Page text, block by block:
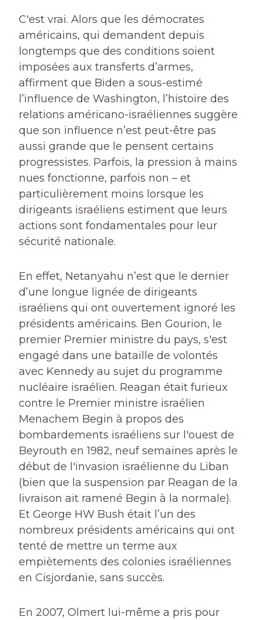
C'est vrai. Alors que les démocrates
américains, qui demandent depuis
longtemps que des conditions soient
imposées aux transferts d’armes,
affirment que Biden a sous-estimé
l’influence de Washington, l’histoire des
relations américano-israéliennes suggère
que son influence n’est peut-être pas
aussi grande que le pensent certains
progressistes. Parfois, la pression à mains
nues fonctionne, parfois non – et
particulièrement moins lorsque les
dirigeants israéliens estiment que leurs
actions sont fondamentales pour leur
sécurité nationale.
En effet, Netanyahu n’est que le dernier
d’une longue lignée de dirigeants
israéliens qui ont ouvertement ignoré les
présidents américains. Ben Gourion, le
premier Premier ministre du pays, s'est
engagé dans une bataille de volontés
avec Kennedy au sujet du programme
nucléaire israélien. Reagan était furieux
contre le Premier ministre israélien
Menachem Begin à propos des
bombardements israéliens sur l'ouest de
Beyrouth en 1982, neuf semaines après le
début de l'invasion israélienne du Liban
(bien que la suspension par Reagan de la
livraison ait ramené Begin à la normale).
Et George HW Bush était l’un des
nombreux présidents américains qui ont
tenté de mettre un terme aux
empiètements des colonies israéliennes
en Cisjordanie, sans succès.
En 2007, Olmert lui-même a pris pour